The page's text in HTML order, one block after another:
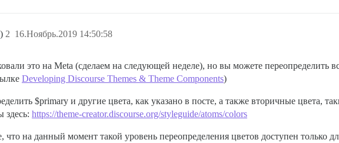
16.Ноябрь.2019 14:50:58
2
это на Meta (сделаем на следующей неделе), но вы можете переопределить
Developing Discourse Themes & Theme Components)
$primary и другие цвета, как указано в посте, а также вторичные цвета,
здесь: https://theme-creator.discourse.org/styleguide/atoms/colors
на данный момент такой уровень переопределения цветов доступен только